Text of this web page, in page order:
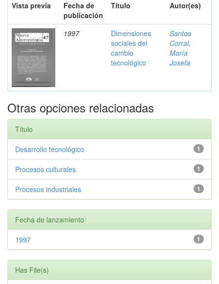
Vista previa
Fecha de
publicación
Título Autor(es)
1997
Dimensiones
sociales del
cambio
tecnológico
Santos
Corral,
María
Josefa
Otras opciones relacionadas
Título
1
Desarrollo tecnológico
1
Procesos culturales
1
Procesos industriales
Fecha de lanzamiento
1
1997
Has File(s)